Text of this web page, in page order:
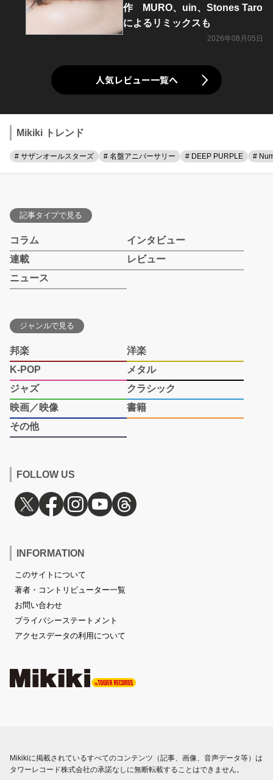
作 MURO、uin、Stones Taro
によるリミックスも
2026年08月05日
人気レビュー一覧へ
Mikiki トレンド
# サザンオールスターズ # 名盤アニバーサリー # DEEP PURPLE #
記事タイプで見る
コラム
インタビュー
連載
レビュー
ニュース
ジャンルで見る
邦楽
洋楽
K-POP
メタル
ジャズ
クラシック
映画／映像
書籍
その他
FOLLOW US
INFORMATION
このサイトについて
著者・コントリビューター一覧
お問い合わせ
プライバシーステートメント
アクセスデータの利用について
Mikikiに掲載されているすべてのコンテンツ（記事、画像、音声データ等）は
タワーレコード株式会社の承諾なしに無断転載することはできません。